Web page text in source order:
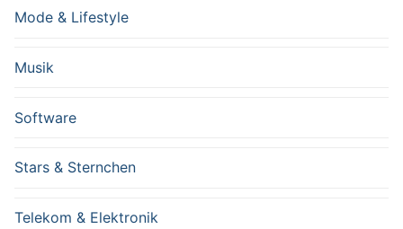
Mode & Lifestyle
Musik
Software
Stars & Sternchen
Telekom & Elektronik